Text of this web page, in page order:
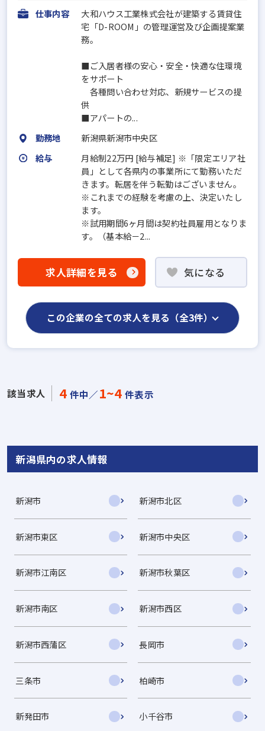
仕事内容
大和ハウス工業株式会社が建築する賃貸住
宅「D-ROOM」の管理運営及び企画提案業
務。
■ご入居者様の安心・安全・快適な住環境
をサポート
各種問い合わせ対応、新規サービスの提
供
■アパートの...
勤務地
新潟県新潟市中央区
給与
月給制22万円 [給与補足] ※「限定エリア社
員」として各県内の事業所にて勤務いただ
きます。転居を伴う転勤はございません。
※これまでの経験を考慮の上、決定いたし
ます。
※試用期間6ヶ月間は契約社員雇用となりま
す。（基本給－2...
求人詳細を見る 気になる
この企業の全ての求人を見る（全3件）
該当求人 4 件中／1~4 件表示
新潟県内の求人情報
新潟市 新潟市北区
新潟市東区 新潟市中央区
新潟市江南区 新潟市秋葉区
新潟市南区 新潟市西区
新潟市西蒲区 長岡市
三条市 柏崎市
新発田市 小千谷市